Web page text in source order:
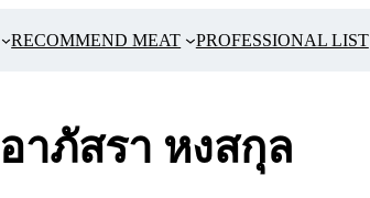
RECOMMEND MEAT PROFESSIONAL LIST
อาภัสรา หงสกุล